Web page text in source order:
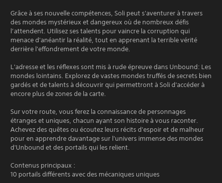
Grâce à ses nouvelle compétences, Soli peut s'aventurer à travers
des mondes mystérieux et dangereux où de nombreux défis
l’attendent. Utilisez ses talents pour vaincre la corruption qui
menace d'anéantir la réalité, tout en apprenant la terrible vérité
derrière l'effondrement de votre monde.
L'adresse et les réflexes sont mis à rude épreuve dans Unbound: Les
mondes lointains. Explorez de vastes mondes truffés de secrets bien
gardés et de talents à découvrir qui permettront à Soli d'accéder à
encore plus de zones de la carte.
Sur votre route, vous ferez la connaissance de personnages
étranges et uniques, chacun ayant son histoire à vous raconter.
Achevez des quêtes ou écoutez leurs récits d'espoir et de malheur
pour en apprendre davantage sur l'univers immense des mondes
d'Unbound et des portails qui les relient.
Contenus principaux :
10 portails différents avec des mécaniques uniques